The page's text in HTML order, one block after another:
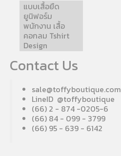
แบบเสื้อยืด
ยูนิฟอร์ม
พนักงาน เสื้อ
คอกลม Tshirt
Design
Contact Us
sale@toffyboutique.com
LineID @toffyboutique
(66) 2 - 874 -0205-6
(66) 84 - 099 - 3799
(66) 95 - 639 - 6142